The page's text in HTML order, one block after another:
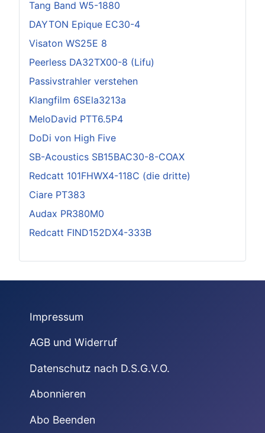
Tang Band W5-1880
DAYTON Epique EC30-4
Visaton WS25E 8
Peerless DA32TX00-8 (Lifu)
Passivstrahler verstehen
Klangfilm 6SEla3213a
MeloDavid PTT6.5P4
DoDi von High Five
SB-Acoustics SB15BAC30-8-COAX
Redcatt 101FHWX4-118C (die dritte)
Ciare PT383
Audax PR380M0
Redcatt FIND152DX4-333B
Impressum
AGB und Widerruf
Datenschutz nach D.S.G.V.O.
Abonnieren
Abo Beenden